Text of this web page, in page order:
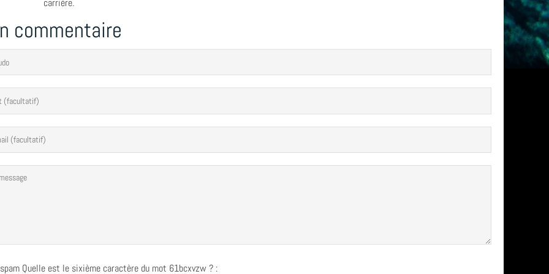
carrière.
commentaire
Quelle est le sixième caractère du mot 61bcxvzw ? :